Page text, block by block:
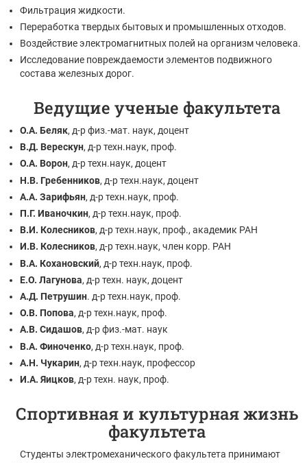
Фильтрация жидкости.
Переработка твердых бытовых и промышленных отходов.
Воздействие электромагнитных полей на организм человека.
Исследование повреждаемости элементов подвижного
состава железных дорог.
Ведущие ученые факультета
О.А. Беляк, д-р физ.-мат. наук, доцент
В.Д. Верескун, д-р техн.наук, проф.
О.А. Ворон, д-р техн.наук, доцент
Н.В. Гребенников, д-р техн.наук, доцент
А.А. Зарифьян, д-р техн.наук, проф.
П.Г. Иваночкин, д-р техн.наук, проф.
В.И. Колесников, д-р техн.наук, проф., академик РАН
И.В. Колесников, д-р техн.наук, член корр. РАН
В.А. Кохановский, д-р техн.наук, проф.
Е.О. Лагунова, д-р техн. наук, доцент
А.Д. Петрушин. д-р техн.наук, проф.
О.В. Попова, д-р техн.наук, проф.
А.В. Сидашов, д-р физ.-мат. наук
В.А. Финоченко, д-р техн.наук, проф.
А.Н. Чукарин, д-р техн.наук, профессор
И.А. Яицков, д-р техн. наук, проф.
Спортивная и культурная жизнь
факультета
Студенты электромеханического факультета принимают